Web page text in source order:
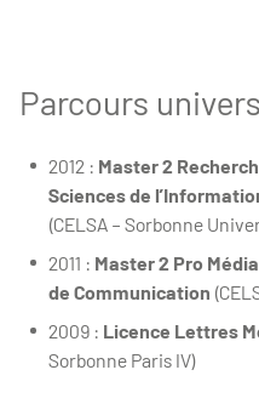
Parcours
2012 : Master 2
Sciences de
(CELSA – Sorbonne
2011 : Master 2 Pro
de Communication
2009 : Licence Lettres
Sorbonne Paris IV)